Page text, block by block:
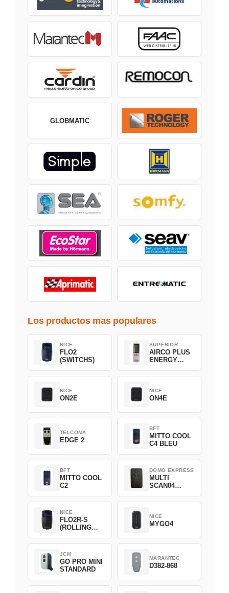
GLOBMATIC
Los productos mas populares
NICE
FLO2
(SWITCHS)
SUPERIOR
AIRCO PLUS
ENERGY
NICE
ON2E
NICE
ON4E
TELCOMA
EDGE 2
BFT
MITTO COOL
C4 BLEU
BFT
MITTO COOL
C2
DOMO EXPRESS
MULTI
SCAN04
NICE
FLO2R-S
(ROLLING
NICE
MYGO4
JCM
GO PRO MINI
STANDARD
MARANTEC
D382-868